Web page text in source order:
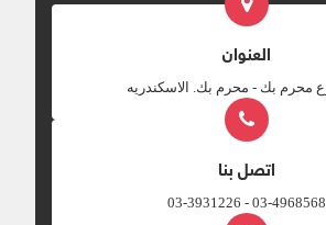
العنوان
اتصل بنا
03-4968568 - 03-3931226